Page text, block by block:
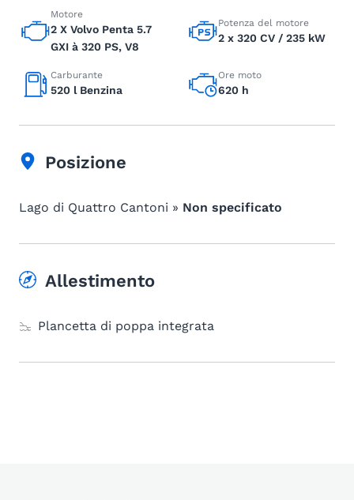
Motore
2 X Volvo Penta 5.7
GXI à 320 PS, V8
Potenza del motore
2 x 320 CV / 235 kW
Carburante
520 l Benzina
Ore moto
620 h
Posizione
Lago di Quattro Cantoni » Non specificato
Allestimento
Plancetta di poppa integrata